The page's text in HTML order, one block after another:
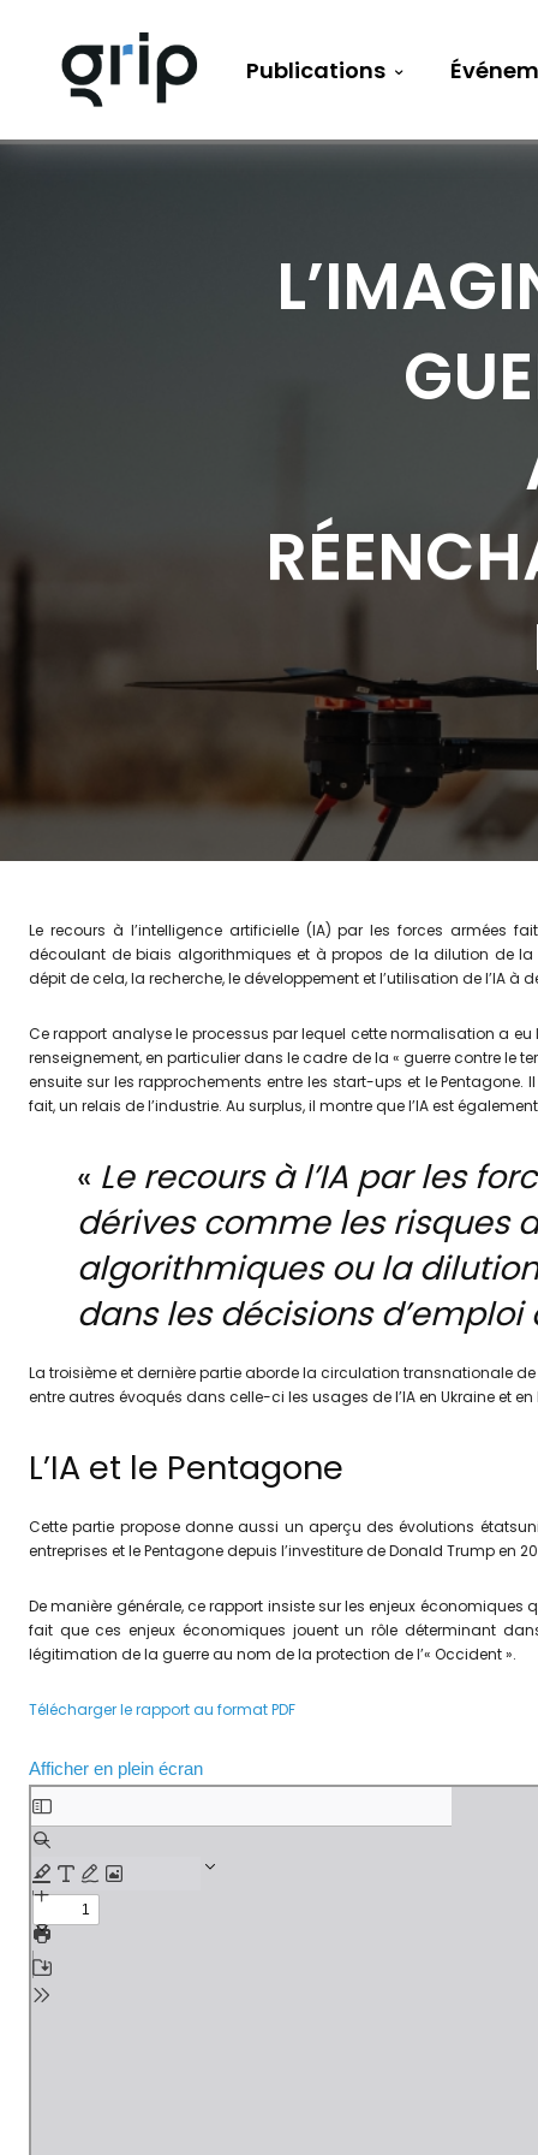
Publications
Le recours à l’intelligence artificielle (IA) par les forces armées
découlant de biais algorithmiques et à propos de la dilution de
dépit de cela, la recherche, le développement et l’utilisation de l’IA à
Ce rapport analyse le processus par lequel cette normalisation a eu
renseignement, en particulier dans le cadre de la « guerre contre le
ensuite sur les rapprochements entre les start-ups et le
fait, un relais de l’industrie. Au surplus, il montre que l’IA est
« Le recours à l’IA par les
dérives comme les risques
algorithmiques ou la
dans les décisions d’emploi
La troisième et dernière partie aborde la circulation transnationale
entre autres évoqués dans celle-ci les usages de l’IA en Ukraine et
L’IA et le Pentagone
Cette partie propose donne aussi un aperçu des évolutions
entreprises et le Pentagone depuis l’investiture de Donald Trump en
De manière générale, ce rapport insiste sur les enjeux économiques
fait que ces enjeux économiques jouent un rôle déterminant
légitimation de la guerre au nom de la protection de l’« Occident ».
Télécharger le rapport au format PDF
Afficher en plein écran
A
e
r
a
u